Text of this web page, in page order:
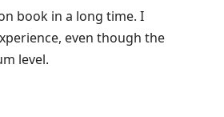
book in a long time. I
even though the
level.